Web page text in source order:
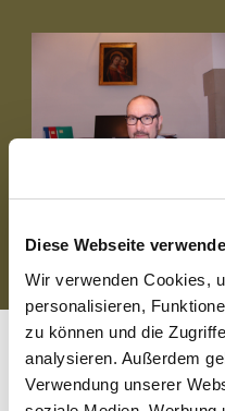
Diese Webseite
Wir verwenden Cookies,
personalisieren,
zu können und die
analysieren. Außerdem
Verwendung unserer
<
Die katholische Kirche